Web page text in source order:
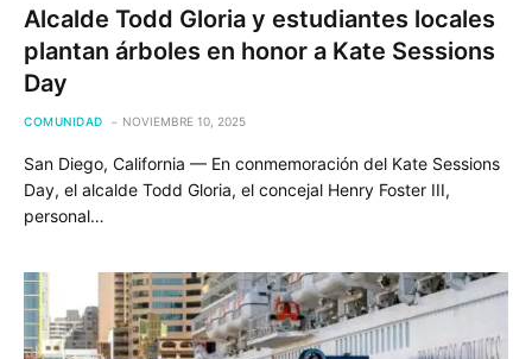
Alcalde Todd Gloria y estudiantes locales
plantan árboles en honor a Kate Sessions
Day
COMUNIDAD NOVIEMBRE 10, 2025
San Diego, California — En conmemoración del Kate Sessions
Day, el alcalde Todd Gloria, el concejal Henry Foster III,
personal…